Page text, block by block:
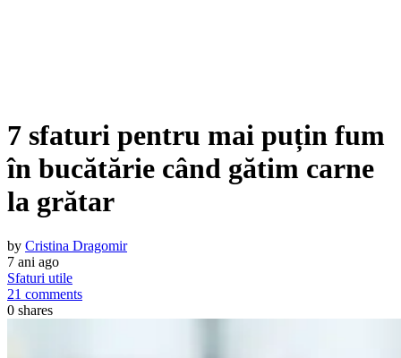
7 sfaturi pentru mai puțin fum
în bucătărie când gătim carne
la grătar
by Cristina Dragomir
7 ani ago
Sfaturi utile
21 comments
0 shares